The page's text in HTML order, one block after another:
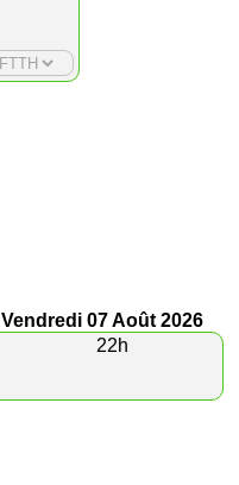
Vendredi 07 Août 2026
22h